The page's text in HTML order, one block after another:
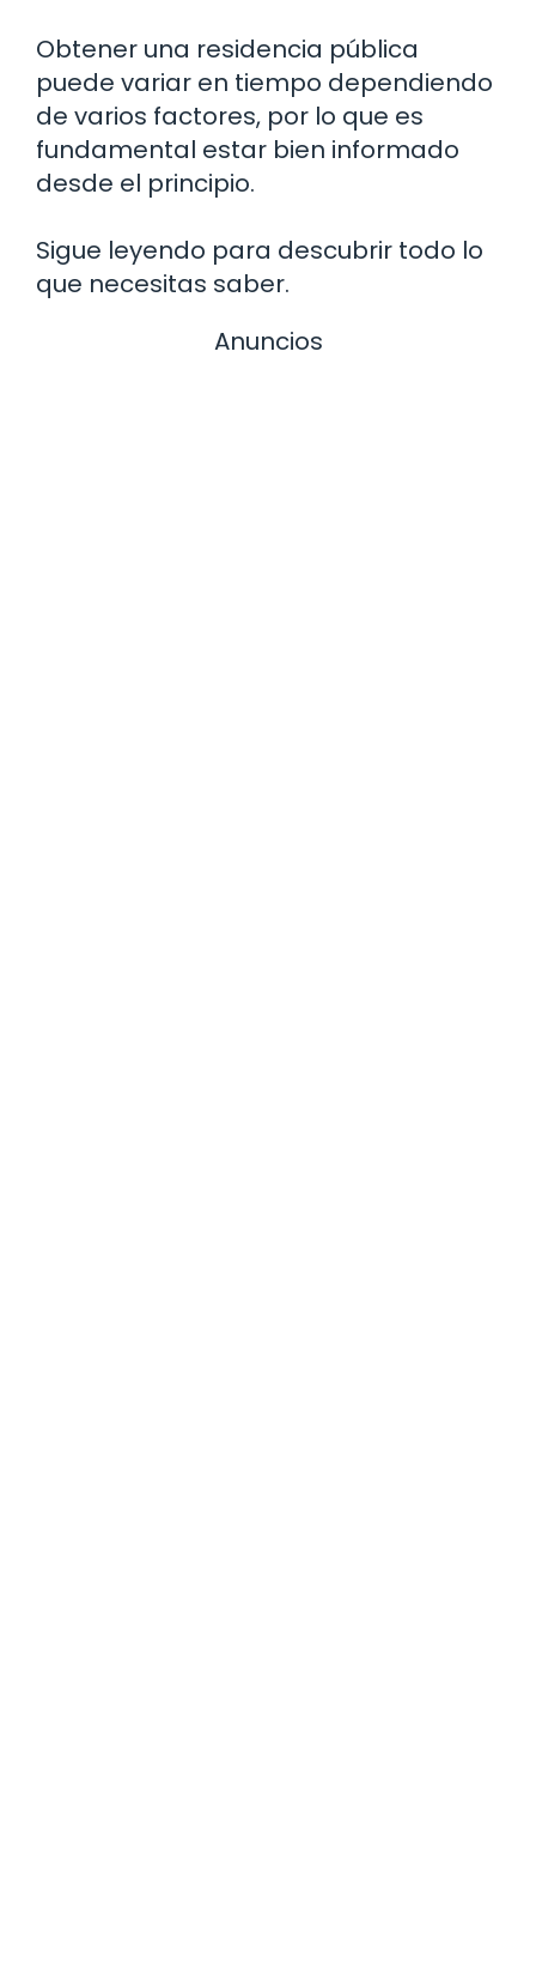
Obtener una residencia pública
puede variar en tiempo dependiendo
de varios factores, por lo que es
fundamental estar bien informado
desde el principio.
Sigue leyendo para descubrir todo lo
que necesitas saber.
Anuncios